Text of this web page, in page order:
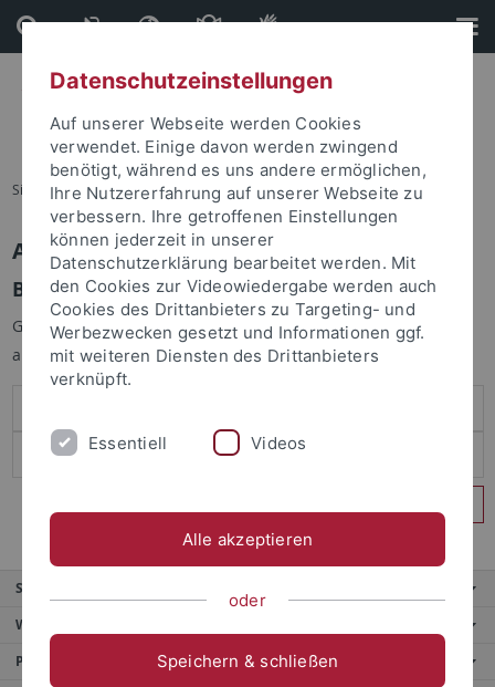
Direkt
zum
Inhalt
Direkt
zur
Fußleiste
Sie sind hier: Startseite
Anmelden
Benutzeranmeldung
Geben Sie Ihren Benutzernamen und Ihr Passwort an um sich
anzumelden:
Service
Weitere Angebote
Portale
Datenschutzeinstellungen
Auf unserer Webseite werden Cookies
verwendet. Einige davon werden zwingend
benötigt, während es uns andere ermöglichen,
Ihre Nutzererfahrung auf unserer Webseite zu
verbessern. Ihre getroffenen Einstellungen
können jederzeit in unserer
Datenschutzerklärung bearbeitet werden. Mit
den Cookies zur Videowiedergabe werden auch
Cookies des Drittanbieters zu Targeting- und
Werbezwecken gesetzt und Informationen ggf.
mit weiteren Diensten des Drittanbieters
verknüpft.
Essentiell Videos
Alle akzeptieren
oder
Speichern & schließen